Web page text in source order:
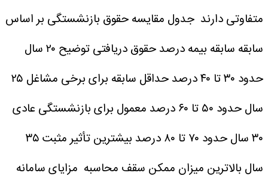
متفاوتی دارند جدول مقایسه حقوق بازنشستگی بر اساس
سابقه سابقه بیمه درصد حقوق دریافتی توضیح
۲۰ سال
حدود ۳۰ تا ۴۰ درصد حداقل سابقه برای برخی مشاغل
۲۵
سال حدود ۵۰ تا ۶۰ درصد معمول برای بازنشستگی عادی
۳۰ سال حدود ۷۰ تا ۸۰ درصد بیشترین تأثیر مثبت
۳۵
سال بالاترین میزان ممکن سقف محاسبه مزایای سامانه